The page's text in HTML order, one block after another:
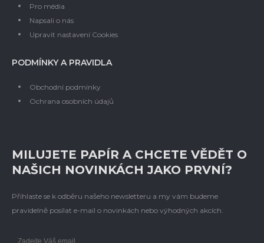
Pro média
Napsali o nás
Upravit nastavení Cookies
PODMÍNKY A PRAVIDLA
Obchodní podmínky
Ochrana osobních údajů
MILUJETE PAPÍR A CHCETE VĚDĚT O
NAŠICH NOVINKÁCH JAKO PRVNÍ?
Přihlaste se k odběru našeho newsletteru a my vám budeme
pravidelně posílat e-mail o novinkách nebo výhodných akcích.